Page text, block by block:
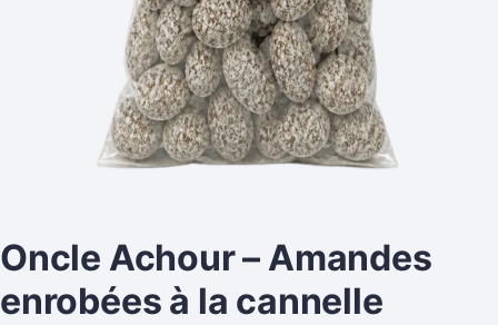
Oncle Achour – Amandes
enrobées à la cannelle